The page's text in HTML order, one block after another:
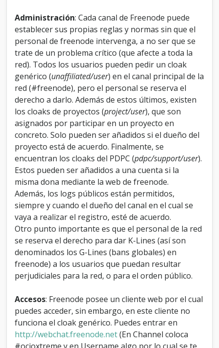
Administración: Cada canal de Freenode puede
establecer sus propias reglas y normas sin que el
personal de freenode intervenga, a no ser que se
trate de un problema crítico (que afecte a toda la
red). Todos los usuarios pueden pedir un cloak
genérico (unaffiliated/user) en el canal principal de la
red (#freenode), pero el personal se reserva el
derecho a darlo. Además de estos últimos, existen
los cloaks de proyectos (project/user), que son
asignados por participar en un proyecto en
concreto. Solo pueden ser añadidos si el dueño del
proyecto está de acuerdo. Finalmente, se
encuentran los cloaks del PDPC (pdpc/support/user).
Estos pueden ser añadidos a una cuenta si la
misma dona mediante la web de freenode.
Además, los logs públicos están permitidos,
siempre y cuando el dueño del canal en el cual se
vaya a realizar el registro, esté de acuerdo.
Otro punto importante es que el personal de la red
se reserva el derecho para dar K-Lines (así son
denominados los G-Lines (bans globales) en
freenode) a los usuarios que puedan resultar
perjudiciales para la red, o para el orden público.
Accesos: Freenode posee un cliente web por el cual
puedes acceder, sin embargo, en este cliente no
funciona el cloak genérico. Puedes entrar en
http://webchat.freenode.net(En Channel coloca